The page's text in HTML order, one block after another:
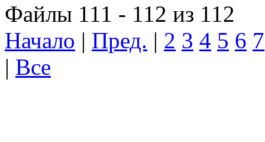
Файлы 111 - 112 из 112
Начало | Пред. | 2 3 4 5 6 7
| Все